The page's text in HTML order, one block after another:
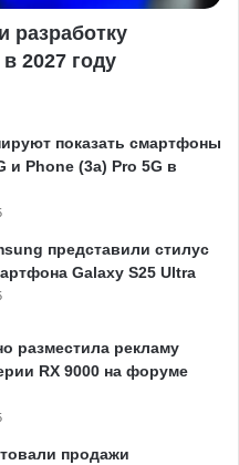
разработку
2027 году
показать смартфоны
и Phone (3a) Pro 5G в
представили стилус
Galaxy S25 Ultra
разместила рекламу
RX 9000 на форуме
продажи